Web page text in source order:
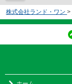
株式会社ランド・ワン >